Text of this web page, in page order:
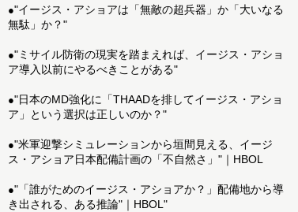
●"イージス・アショアは「無敵の超兵器」か「大いなる
無駄」か？"
●"ミサイル防衛の現実を踏まえれば、イージス・アショ
ア導入以前にやるべきことがある"
●"日本のMD強化に「THAADを排してイージス・アショ
ア」という選択は正しいのか？"
●"米軍迎撃シミュレーションから垣間見える、イージ
ス・アショア日本配備計画の「不自然さ」"｜HBOL
●"「誰がためのイージス・アショアか？」配備地から導
き出される、ある推論"｜HBOL"